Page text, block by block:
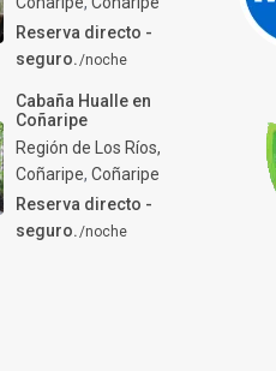
Reserva directo -
seguro./noche
Cabaña Hualle en
Coñaripe
Región de Los Ríos,
Coñaripe,Coñaripe
Reserva directo -
seguro./noche